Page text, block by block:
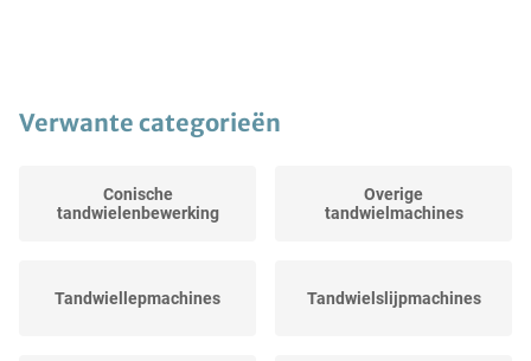
Verwante categorieën
Conische
tandwielenbewerking
Overige
tandwielmachines
Tandwiellepmachines Tandwielslijpmachines